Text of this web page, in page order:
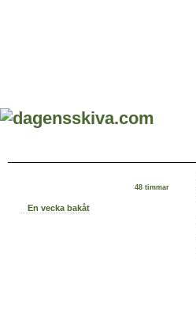
48 timmar
En vecka bakåt